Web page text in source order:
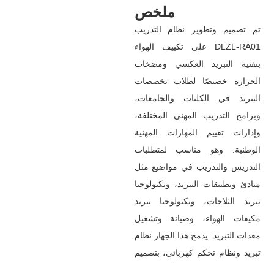
ملخص
تم تصميم وتطوير نظام التدريب
على تكييف الهواء DLZL-RA01
بتقنية التبريد العكسي ومضخات
الحرارة خصيصًا لطلاب تخصصات
التبريد في الكليات والجامعات،
وبرامج التدريب المهني المختلفة،
وإدارات تقييم المهارات المهنية
الوطنية. وهو مناسب لمتطلبات
التدريس والتدريب في مواضيع مثل
مبادئ وتطبيقات التبريد، وتكنولوجيا
تبريد الثلاجات، وتكنولوجيا تبريد
مكيفات الهواء، وصيانة وتشغيل
معدات التبريد. يدمج هذا الجهاز نظام
تبريد ونظام تحكم كهربائي، بتصميم